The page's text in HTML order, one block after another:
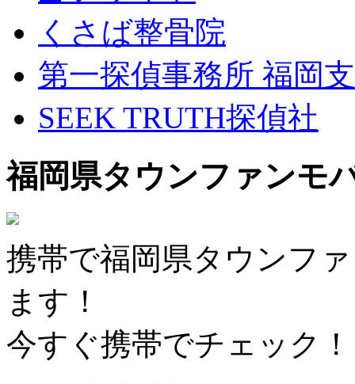
くさば整骨院
第一探偵事務所 福岡
SEEK TRUTH探偵社
福岡県タウンファンモ
携帯で福岡県タウンフ
ます！
今すぐ携帯でチェック！